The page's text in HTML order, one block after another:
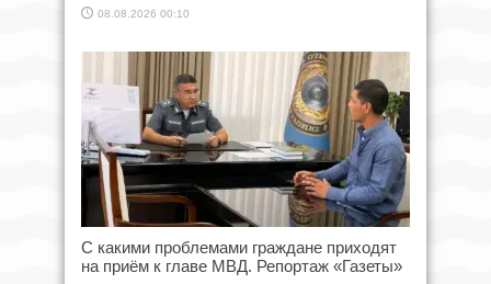
08.08.2026 00:10
С какими проблемами граждане приходят
на приём к главе МВД. Репортаж «Газеты»